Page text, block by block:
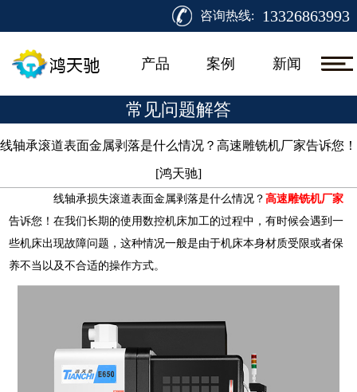
咨询热线: 13326863993
产品 案例 新闻
常见问题解答
线轴承滚道表面金属剥落是什么情况？高速雕铣机厂家告诉您！
[鸿天驰]​
线轴承损失滚道表面金属剥落是什么情况？高速雕铣机厂家
告诉您！在我们长期的使用数控机床加工的过程中，有时候会遇到一
些机床出现故障问题，这种情况一般是由于机床本身材质受限或者保
养不当以及不合适的操作方式。